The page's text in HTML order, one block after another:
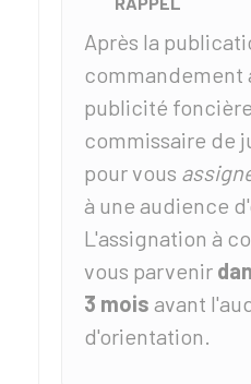
Après la
commandement
publicité
commissaire de
pour vous
à une audience
L'assignation à
vous parvenir
3 mois avant
d'orientation.